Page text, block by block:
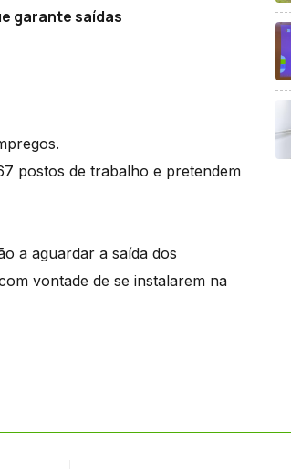
garante saídas
postos de trabalho e pretendem
a aguardar a saída dos
vontade de se instalarem na